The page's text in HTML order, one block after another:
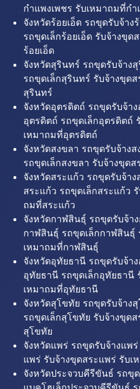
กำแพงเพชร รับเหมาถมที่กำ
จังหวัดร้อยเอ็ด รถขุดรับจ้าง
รถขุดเล็กร้อยเอ็ด รับจ้างขุด
ร้อยเอ็ด
จังหวัดสุรินทร์ รถขุดรับจ้าง
รถขุดเล็กสุรินทร์ รับจ้างขุด
สุรินทร์
จังหวัดอุตรดิตถ์ รถขุดรับจ้า
อุตรดิตถ์ รถขุดเล็กอุตรดิตถ์
เหมาถมที่อุตรดิตถ์
จังหวัดสงขลา รถขุดรับจ้าง
รถขุดเล็กสงขลา รับจ้างขุด
จังหวัดสระแก้ว รถขุดรับจ้า
สระแก้ว รถขุดเล็กสระแก้ว
ถมที่สระแก้ว
จังหวัดกาฬสินธุ์ รถขุดรับจ้า
กาฬสินธุ์ รถขุดเล็กกาฬสินธุ์
เหมาถมที่กาฬสินธุ์
จังหวัดอุทัยธานี รถขุดรับจ้า
อุทัยธานี รถขุดเล็กอุทัยธานี
เหมาถมที่อุทัยธานี
จังหวัดสุโขทัย รถขุดรับจ้าง
รถขุดเล็กสุโขทัย รับจ้างขุด
สุโขทัย
จังหวัดแพร่ รถขุดรับจ้างแพ
แพร่ รับจ้างขุดสระแพร่ รับเ
จังหวัดประจวบคีรีขันธ์ รถขุ